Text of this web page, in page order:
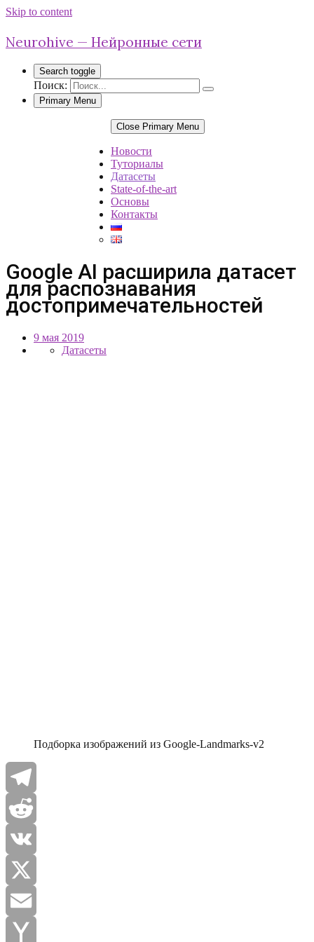
Skip to content
Neurohive — Нейронные сети
Search toggle
Поиск:
Primary Menu
Close Primary Menu
Новости
Туториалы
Датасеты
State-of-the-art
Основы
Контакты
Google AI расширила датасет
для распознавания
достопримечательностей
9 мая 2019
Датасеты
Подборка изображений из Google-Landmarks-v2
Telegram
Reddit
VK
X
Email